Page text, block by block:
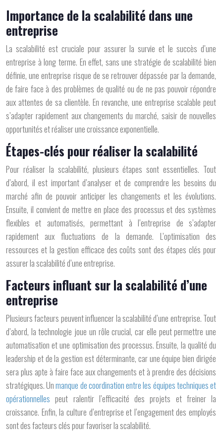
Importance de la scalabilité dans une
entreprise
La scalabilité est cruciale pour assurer la survie et le succès d’une
entreprise à long terme. En effet, sans une stratégie de scalabilité bien
définie, une entreprise risque de se retrouver dépassée par la demande,
de faire face à des problèmes de qualité ou de ne pas pouvoir répondre
aux attentes de sa clientèle. En revanche, une entreprise scalable peut
s’adapter rapidement aux changements du marché, saisir de nouvelles
opportunités et réaliser une croissance exponentielle.
Étapes-clés pour réaliser la scalabilité
Pour réaliser la scalabilité, plusieurs étapes sont essentielles. Tout
d’abord, il est important d’analyser et de comprendre les besoins du
marché afin de pouvoir anticiper les changements et les évolutions.
Ensuite, il convient de mettre en place des processus et des systèmes
flexibles et automatisés, permettant à l’entreprise de s’adapter
rapidement aux fluctuations de la demande. L’optimisation des
ressources et la gestion efficace des coûts sont des étapes clés pour
assurer la scalabilité d’une entreprise.
Facteurs influant sur la scalabilité d’une
entreprise
Plusieurs facteurs peuvent influencer la scalabilité d’une entreprise. Tout
d’abord, la technologie joue un rôle crucial, car elle peut permettre une
automatisation et une optimisation des processus. Ensuite, la qualité du
leadership et de la gestion est déterminante, car une équipe bien dirigée
sera plus apte à faire face aux changements et à prendre des décisions
stratégiques. Unmanque de coordination entre les équipes techniques et
opérationnelles peut ralentir l’efficacité des projets et freiner la
croissance. Enfin, la culture d’entreprise et l’engagement des employés
sont des facteurs clés pour favoriser la scalabilité.